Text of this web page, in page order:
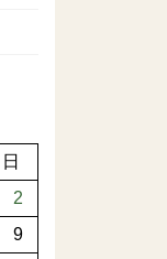
日
2
9